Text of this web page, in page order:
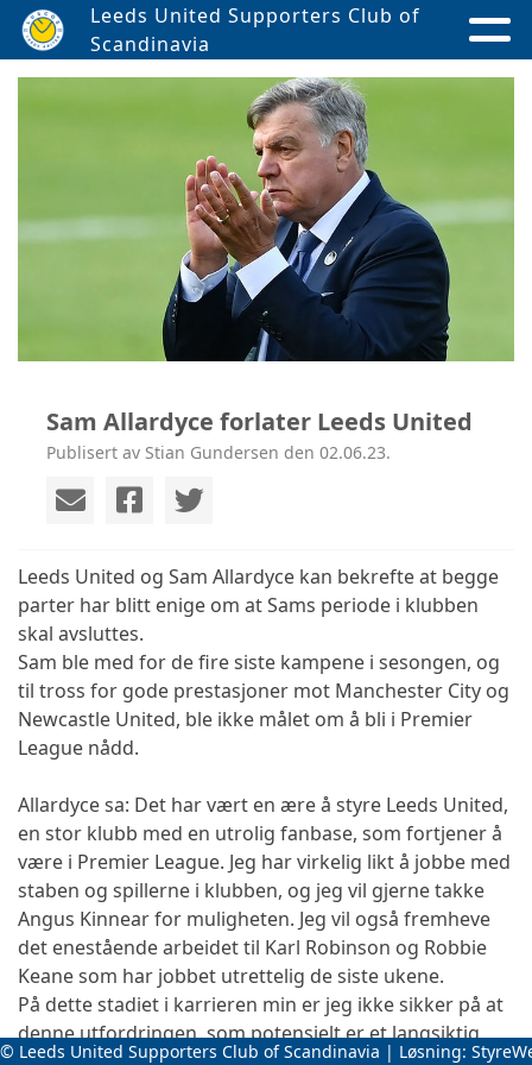
Leeds United Supporters Club of
Scandinavia
Sam Allardyce forlater Leeds United
Publisert av Stian Gundersen den 02.06.23.
Leeds United og Sam Allardyce kan bekrefte at begge
parter har blitt enige om at Sams periode i klubben
skal avsluttes.
Sam ble med for de fire siste kampene i sesongen, og
til tross for gode prestasjoner mot Manchester City og
Newcastle United, ble ikke målet om å bli i Premier
League nådd.
Allardyce sa: Det har vært en ære å styre Leeds United,
en stor klubb med en utrolig fanbase, som fortjener å
være i Premier League. Jeg har virkelig likt å jobbe med
staben og spillerne i klubben, og jeg vil gjerne takke
Angus Kinnear for muligheten. Jeg vil også fremheve
det enestående arbeidet til Karl Robinson og Robbie
Keane som har jobbet utrettelig de siste ukene.
På dette stadiet i karrieren min er jeg ikke sikker på at
denne utfordringen, som potensielt er et langsiktig
© Leeds United Supporters Club of Scandinavia | Løsning: